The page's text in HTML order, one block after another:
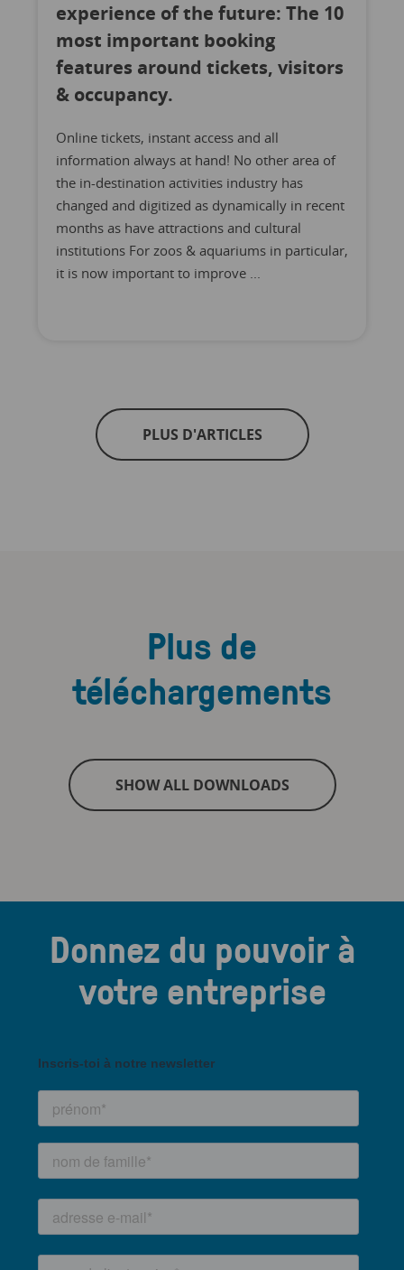
experience of the future: The 10
most important booking
features around tickets, visitors
& occupancy.
Online tickets, instant access and all
information always at hand! No other area of
the in-destination activities industry has
changed and digitized as dynamically in recent
months as have attractions and cultural
institutions For zoos & aquariums in particular,
it is now important to improve ...
PLUS D'ARTICLES
Plus de
téléchargements
SHOW ALL DOWNLOADS
Donnez du pouvoir à
votre entreprise